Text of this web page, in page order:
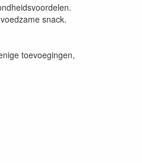
snack.
toevoegingen,